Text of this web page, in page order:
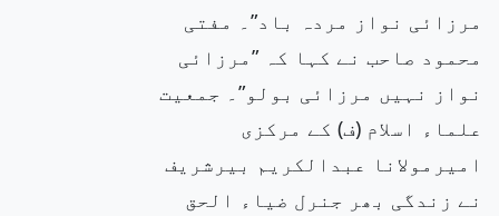
مرزائی نواز مردہ باد”۔ مفتی
محمود صاحب نے کہا کہ ”مرزائی
نواز نہیں مرزائی بولو”۔ جمعیت
علماء اسلام (ف) کے مرکزی
امیرمولانا عبدالکریم بیرشریف
نے زندگی بھر جنرل ضیاء الحق